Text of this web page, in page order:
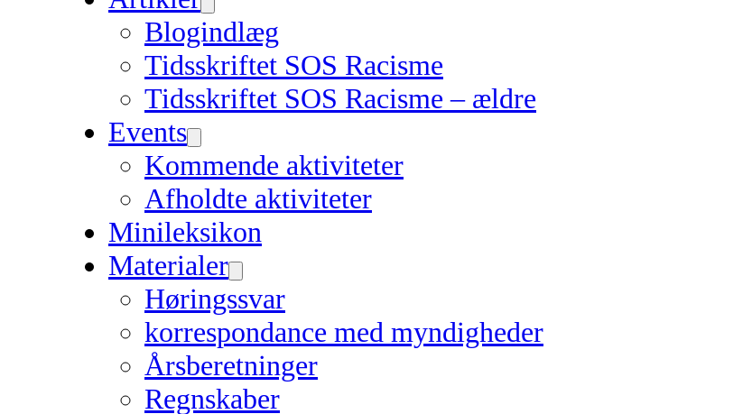
Blogindlæg
Tidsskriftet SOS Racisme
Tidsskriftet SOS Racisme – ældre
Events
Kommende aktiviteter
Afholdte aktiviteter
Minileksikon
Materialer
Høringssvar
korrespondance med myndigheder
Årsberetninger
Regnskaber